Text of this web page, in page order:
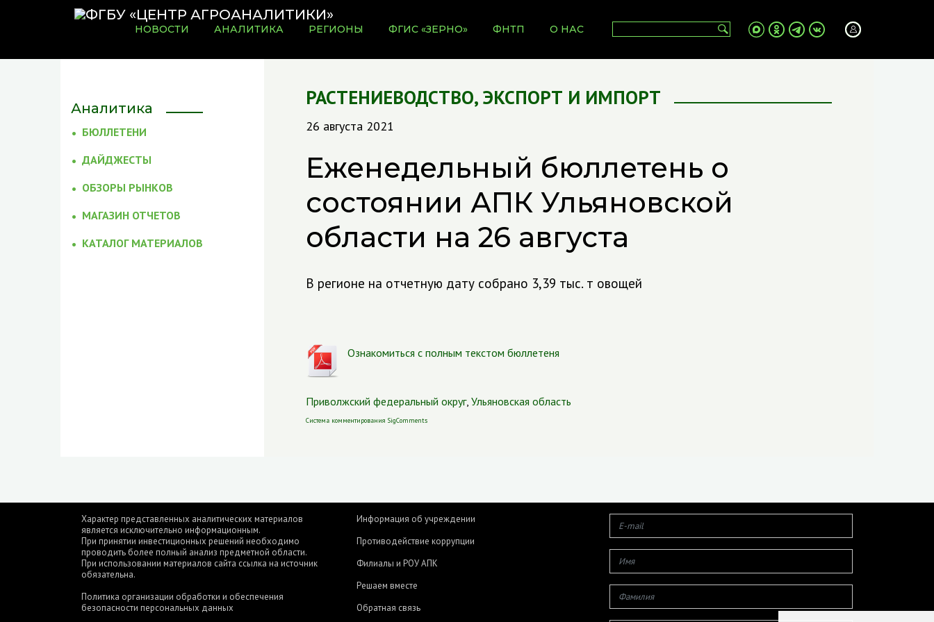
НОВОСТИ АНАЛИТИКА РЕГИОНЫ ФГИС «ЗЕРНО» ФНТП О НАС
Аналитика
БЮЛЛЕТЕНИ
ДАЙДЖЕСТЫ
ОБЗОРЫ РЫНКОВ
МАГАЗИН ОТЧЕТОВ
КАТАЛОГ МАТЕРИАЛОВ
РАСТЕНИЕВОДСТВО, ЭКСПОРТ И ИМПОРТ
26 августа 2021
Еженедельный бюллетень о
состоянии АПК Ульяновской
области на 26 августа
В регионе на отчетную дату собрано 3,39 тыс. т овощей
Ознакомиться с полным текстом бюллетеня
Приволжский федеральный округ, Ульяновская область
Система комментирования SigComments
Характер представленных аналитических материалов
является исключительно информационным.
При принятии инвестиционных решений необходимо
проводить более полный анализ предметной области.
При использовании материалов сайта ссылка на источник
обязательна.
Политика организации обработки и обеспечения
безопасности персональных данных
Информация об учреждении
Противодействие коррупции
Филиалы и РОУ АПК
Решаем вместе
Обратная связь